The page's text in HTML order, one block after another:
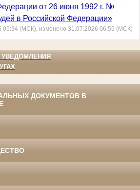
от 26 июня 1992 г. №
в Российской Федерации»
05:34 (МСК), изменено 31.07.2026 06:55 (МСК)
ДОКУМЕНТОВ В